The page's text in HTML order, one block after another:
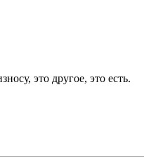
это другое, это есть.